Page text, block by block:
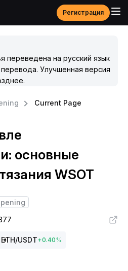
Регистрация
переведена на русский язык
Улучшенная версия
Current Page
основные
WSOT
ETH/USDT+0.40%